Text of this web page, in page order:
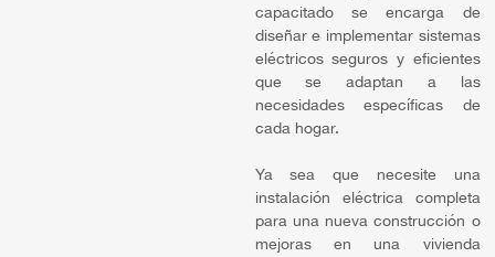
capacitado se encarga de
diseñar e implementar sistemas
eléctricos seguros y eficientes
que se adaptan a las
necesidades específicas de
cada hogar.
Ya sea que necesite una
instalación eléctrica completa
para una nueva construcción o
mejoras en una vivienda